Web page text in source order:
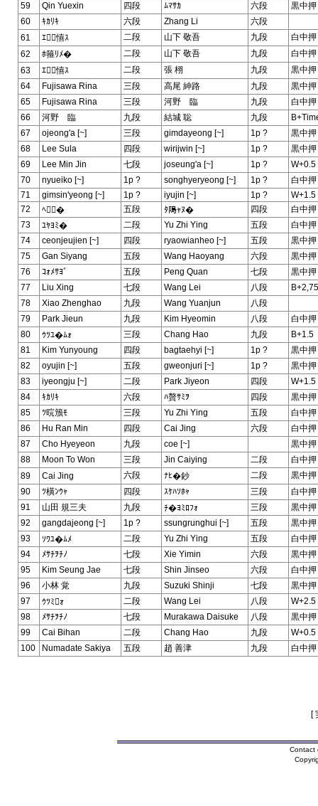
59
Qin Yuexin 四段 ﾑﾏｻｶ 六段
黒中
60
ｷｶﾘｷ 六段 Zhang Li
六段
61
ｴ憘ｽ 二段 山下 敬吾 九段
白中
62
ﾎ箍ﾘﾒ� 二段 山下 敬吾 九段
白中
63
ｴ憘ｽ 二段 張 栩 九段
黒中
64
Fujisawa Rina 三段 高尾 紳路 九段
黒中
65
Fujisawa Rina 三段 河野 臨 九段
白中
66
河野 臨 九段 結城 聡 九段
67
ojeong'a [~] 三段 gimdayeong [~] 1p ?
黒中
68
Lee Sula 四段 wirijwin [~] 1p ?
黒中
69
Lee Min Jin 七段 joseung'a [~] 1p ?
W+0.5
70
nyueiko [~] 1p ? songhyeryeong [~] 1p ?
白中
71
gimsin'yeong [~] 1p ? iyujin [~] 1p ?
W+1.5
72
ﾍ� 五段 ﾀ﨩ｬﾇ� 四段
白中
73
ﾕﾔﾖﾐ� 二段 Yu Zhi Ying 五段
白中
74
ceonjeujien [~] 四段 ryaowianheo [~] 五段
黒中
75
Gan Siyang 五段 Wang Haoyang 六段
黒中
76
ｺｫﾒｻﾖﾞ 五段 Peng Quan 七段
黒中
77
Liu Xing 七段 Wang Lei 八段
B+2,75
78
Xiao Zhenghao 九段 Wang Yuanjun
八段
79
Park Jieun 九段 Kim Hyeomin 八段
白中
80
ｳﾂﾕ�ﾑｫ 三段 Chang Hao 九段
B+1.5
81
Kim Yunyoung 四段 bagtaehyi [~] 1p ?
黒中
82
oyujin [~] 五段 gweonjuri [~] 1p ?
黒中
83
iyeongju [~] 二段 Park Jiyeon 四段
W+1.5
84
ｷｶﾘｷ 六段 ﾊ贅ｻﾐｦ 四段
黒中
85
ﾂ晥籏ﾓ 三段 Yu Zhi Ying 五段
白中
86
Hu Ran Min 四段 Cai Jing 六段
白中
87
Cho Hyeyeon 九段 coe [~]
黒中
88
Moon To Won 三段 Jin Caiying 二段
白中
89
Cai Jing 六段 ﾅﾋ�鈔 二段
黒中
90
ﾂ橫ﾝｳｬ 四段 ｽｹﾊｿﾎｬ 三段
白中
91
山田 規三夫 九段 ﾁ�ﾖﾐﾛﾌｫ 三段
黒中
92
gangdajeong [~] 1p ? ssungrunghui [~] 五段
黒中
93
ｿﾜﾕ�ﾑﾒ 二段 Yu Zhi Ying 五段
白中
94
ﾒｻﾁｦﾁﾉ 七段 Xie Yimin 六段
黒中
95
Kim Seung Jae 七段 Shin Jinseo 六段
白中
96
小林 覚 九段 Suzuki Shinji 七段
黒中
97
ｳﾂﾐｫ 二段 Wang Lei 八段
W+2.5
98
ﾒｻﾁｦﾁﾉ 七段 Murakawa Daisuke 八段
黒中
99
Cai Bihan 二段 Chang Hao 九段
W+0.5
100
Numadate Sakiya 五段 趙 善津 九段 白中
[
Contact